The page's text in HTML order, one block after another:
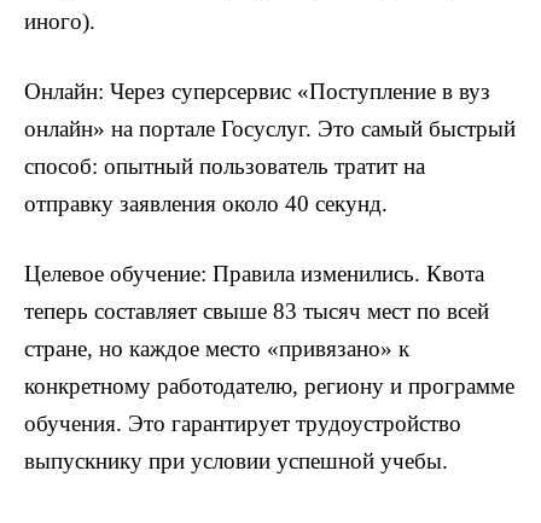
иного).
Онлайн: Через суперсервис «Поступление в вуз
онлайн» на портале Госуслуг. Это самый быстрый
способ: опытный пользователь тратит на
отправку заявления около 40 секунд.
Целевое обучение: Правила изменились. Квота
теперь составляет свыше 83 тысяч мест по всей
стране, но каждое место «привязано» к
конкретному работодателю, региону и программе
обучения. Это гарантирует трудоустройство
выпускнику при условии успешной учебы.